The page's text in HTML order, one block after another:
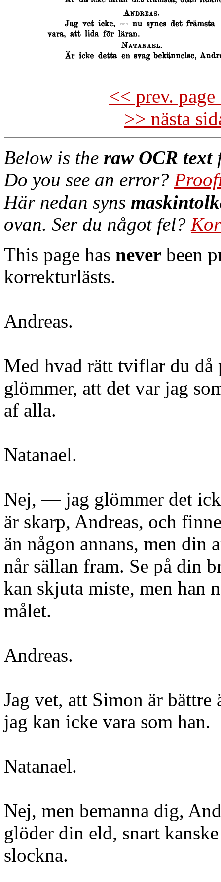
<< prev.
>> nästa
Below is the raw OCR text
Do you see an error?
Här nedan syns
ovan. Ser du något fel?
This page has never been
korrekturlästs.
Andreas.
Med hvad rätt tviflar du då
glömmer, att det var jag
af alla.
Natanael.
Nej, — jag glömmer det
är skarp, Andreas, och
än någon annans, men din
når sällan fram. Se på din
kan skjuta miste, men han
målet.
Andreas.
Jag vet, att Simon är bättre
jag kan icke vara som han.
Natanael.
Nej, men bemanna dig,
glöder din eld, snart
slockna.